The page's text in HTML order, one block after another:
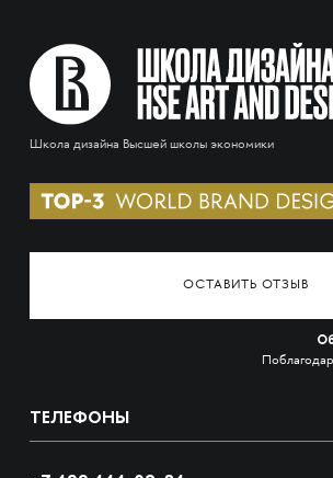
Школа дизайна Высшей школы экономики
ОСТАВИТЬ ОТЗЫВ
ТЕЛЕФОНЫ